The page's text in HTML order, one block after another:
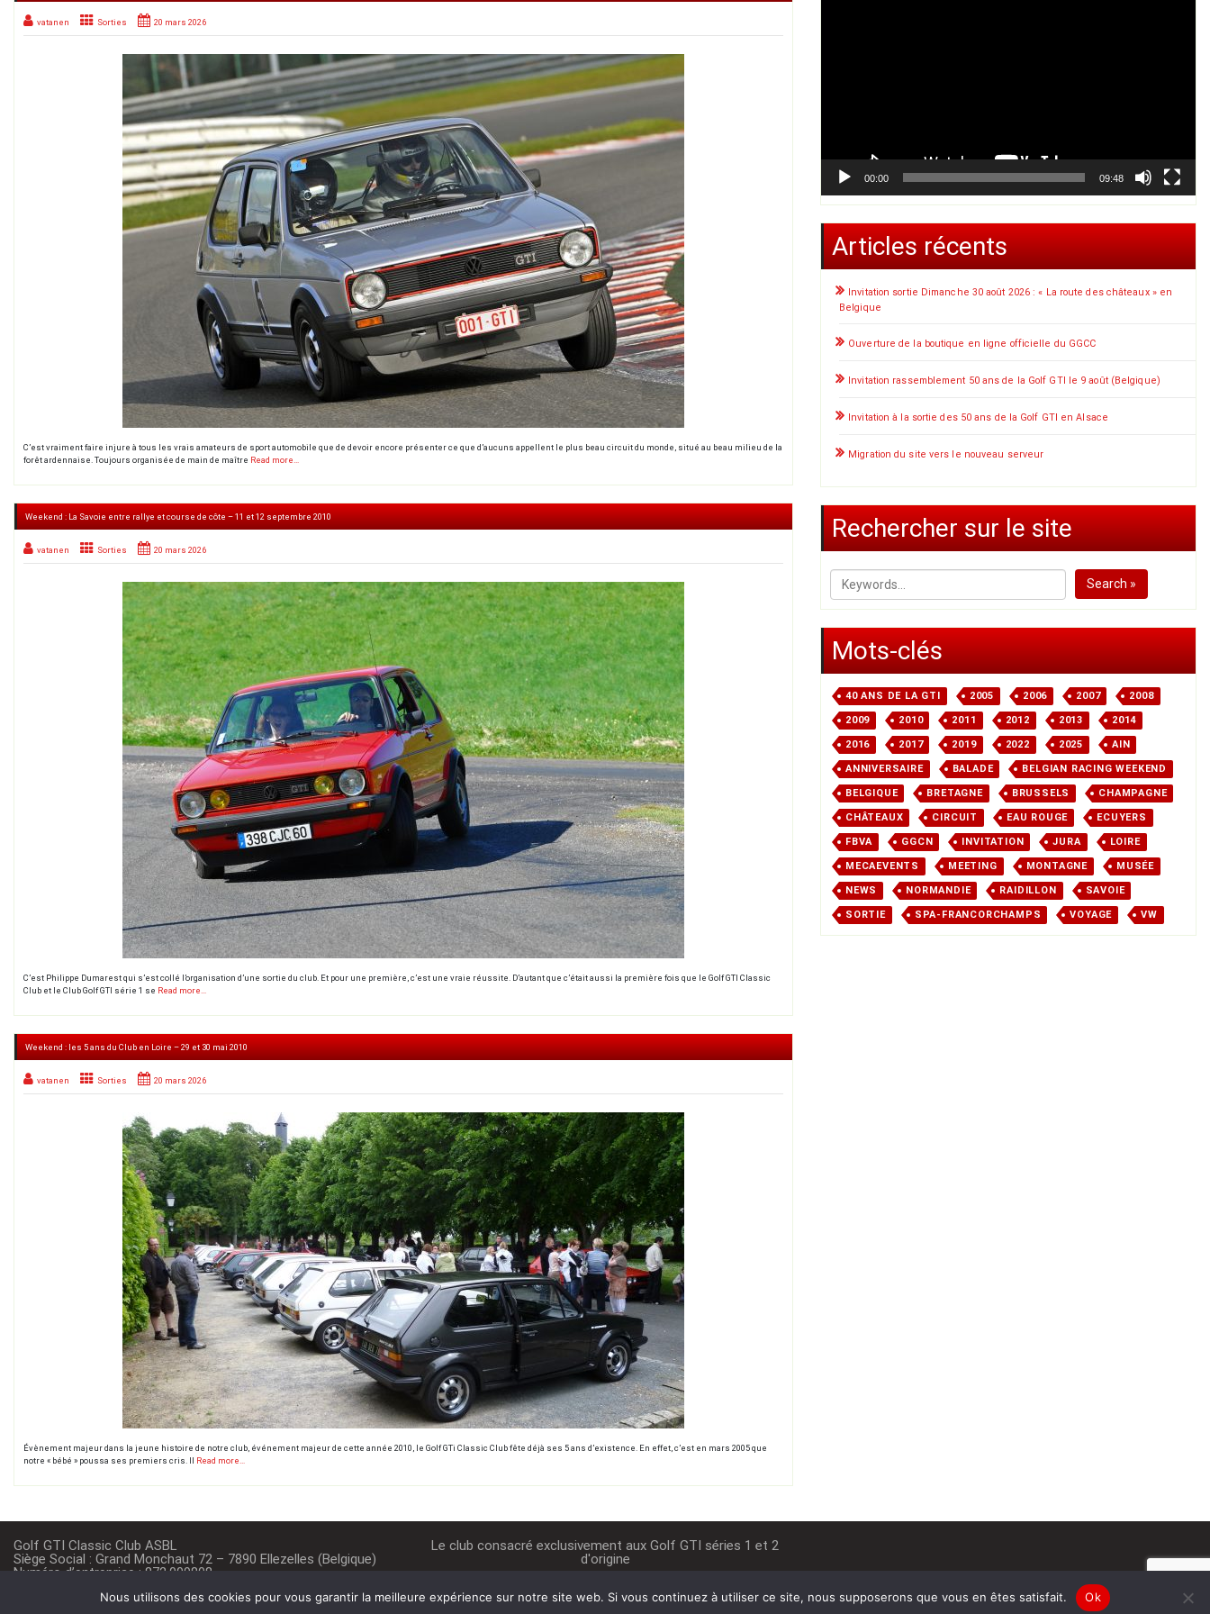
vatanen Sorties 20 mars 2026
C’est vraiment faire injure à tous les vrais amateurs de sport automobile que de devoir encore présenter ce que d’aucuns appellent le plus beau circuit du monde, situé au beau milieu de la
forêt ardennaise. Toujours organisée de main de maître Read more…
Weekend : La Savoie entre rallye et course de côte – 11 et 12 septembre 2010
vatanen Sorties 20 mars 2026
C’est Philippe Dumarest qui s’est collé l’organisation d’une sortie du club. Et pour une première, c’est une vraie réussite. D’autant que c’était aussi la première fois que le Golf GTI Classic
Club et le Club Golf GTI série 1 se Read more…
Weekend : les 5 ans du Club en Loire – 29 et 30 mai 2010
vatanen Sorties 20 mars 2026
Évènement majeur dans la jeune histoire de notre club, événement majeur de cette année 2010, le Golf GTi Classic Club fête déjà ses 5 ans d’existence. En effet, c’est en mars 2005 que
notre « bébé » poussa ses premiers cris. Il Read more…
00:00 09:48
Articles récents
Invitation sortie Dimanche 30 août 2026 : « La route des châteaux » en
Belgique
Ouverture de la boutique en ligne officielle du GGCC
Invitation rassemblement 50 ans de la Golf GTI le 9 août (Belgique)
Invitation à la sortie des 50 ans de la Golf GTI en Alsace
Migration du site vers le nouveau serveur
Rechercher sur le site
Search »
Mots-clés
40 ANS DE LA GTI 2005 2006 2007 2008
2009 2010 2011 2012 2013 2014
2016 2017 2019 2022 2025 AIN
ANNIVERSAIRE BALADE BELGIAN RACING WEEKEND
BELGIQUE BRETAGNE BRUSSELS CHAMPAGNE
CHÂTEAUX CIRCUIT EAU ROUGE ECUYERS
FBVA GGCN INVITATION JURA LOIRE
MECAEVENTS MEETING MONTAGNE MUSÉE
NEWS NORMANDIE RAIDILLON SAVOIE
SORTIE SPA-FRANCORCHAMPS VOYAGE VW
Golf GTI Classic Club ASBL
Siège Social : Grand Monchaut 72 – 7890 Ellezelles (Belgique)
Numéro d’entreprise : 872.009808
Banque : BE05 1431 2630 1175 / GEBABEBB
Le club consacré exclusivement aux Golf GTI séries 1 et 2
d'origine
Nous utilisons des cookies pour vous garantir la meilleure expérience sur notre site web. Si vous continuez à utiliser ce site, nous supposerons que vous en êtes satisfait. Ok